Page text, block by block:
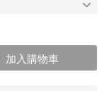
加入購物車